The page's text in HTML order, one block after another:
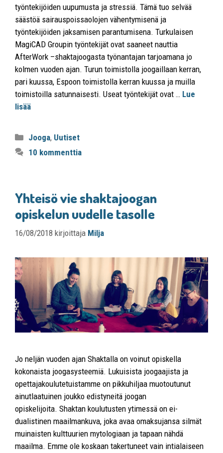
työntekijöiden uupumusta ja stressiä. Tämä tuo selvää
säästöä sairauspoissaolojen vähentymisenä ja
työntekijöiden jaksamisen parantumisena. Turkulaisen
MagiCAD Groupin työntekijät ovat saaneet nauttia
AfterWork –shaktajoogasta työnantajan tarjoamana jo
kolmen vuoden ajan. Turun toimistolla joogaillaan kerran,
pari kuussa, Espoon toimistolla kerran kuussa ja muilla
toimistoilla satunnaisesti. Useat työntekijät ovat … Lue
lisää
Jooga, Uutiset
10 kommenttia
Yhteisö vie shaktajoogan
opiskelun uudelle tasolle
16/08/2018 kirjoittaja Milja
Jo neljän vuoden ajan Shaktalla on voinut opiskella
kokonaista joogasysteemiä. Lukuisista joogaajista ja
opettajakoulutetuistamme on pikkuhiljaa muotoutunut
ainutlaatuinen joukko edistyneitä joogan
opiskelijoita. Shaktan koulutusten ytimessä on ei-
dualistinen maailmankuva, joka avaa omaksujansa silmät
muinaisten kulttuurien mytologiaan ja tapaan nähdä
maailma. Emme ole koskaan takertuneet vain intialaiseen